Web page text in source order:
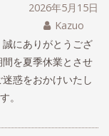
2026年5月15日
Kazuo
にありがとうござ
を夏季休業とさせ
惑をおかけいたし
。